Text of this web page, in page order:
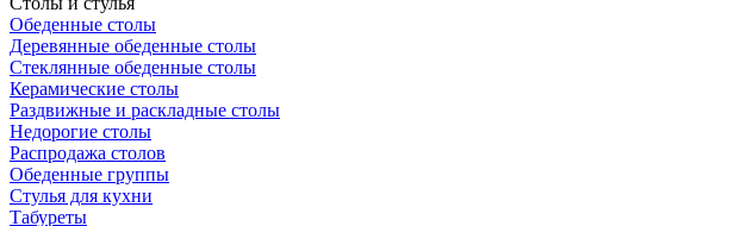
Обеденные столы
Деревянные обеденные столы
Стеклянные обеденные столы
Керамические столы
Раздвижные и раскладные столы
Недорогие столы
Распродажа столов
Обеденные группы
Стулья для кухни
Табуреты